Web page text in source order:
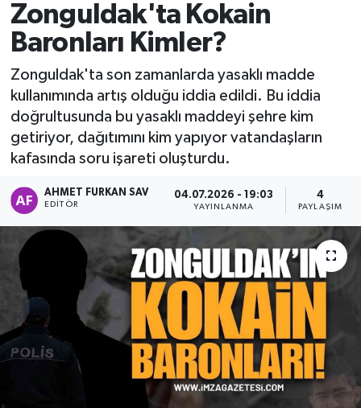
Zonguldak'ta Kokain
Baronları Kimler?
Zonguldak'ta son zamanlarda yasaklı madde
kullanımında artış olduğu iddia edildi. Bu iddia
doğrultusunda bu yasaklı maddeyi şehre kim
getiriyor, dağıtımını kim yapıyor vatandaşların
kafasında soru işareti oluşturdu.
AHMET FURKAN SAV
EDITÖR
04.07.2026 - 19:03
YAYINLANMA
4
PAYLAŞIM
KOZLU
KİLİMLİ
BARTIN
BOLU
DÜZCE
EREĞLİ
GÖKÇEBEY
Süper Lig Puan Durumu ve Fikstür
Tüm Manşetler
Son Dakika Haberleri
Haber Arşivi